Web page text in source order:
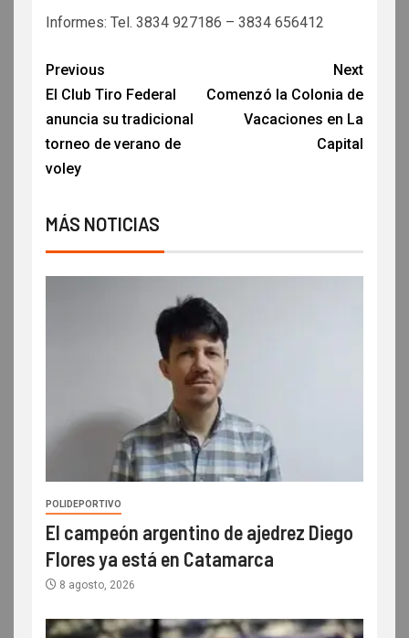
Informes: Tel. 3834 927186 – 3834 656412
Previous
El Club Tiro Federal
anuncia su tradicional
torneo de verano de
voley
Next
Comenzó la Colonia de
Vacaciones en La
Capital
MÁS NOTICIAS
POLIDEPORTIVO
El campeón argentino de ajedrez Diego
Flores ya está en Catamarca
8 agosto, 2026